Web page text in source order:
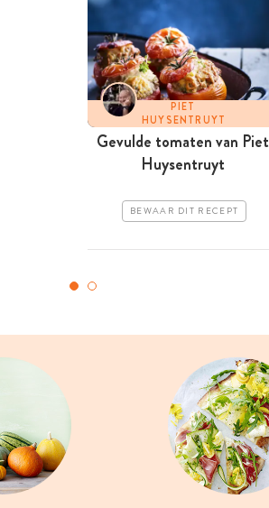
PIET
HUYSENTRUYT
Gevulde tomaten van Piet
Huysentruyt
BEWAAR DIT RECEPT